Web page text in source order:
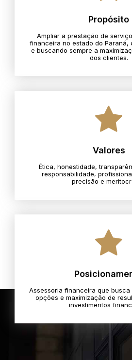
Propósito
Ampliar a prestação de
financeira no estado do Paraná,
e buscando sempre a
dos clientes.
Valores
Ética, honestidade,
responsabilidade,
precisão e
Assessoria financeira que
opções e maximização de
investimentos